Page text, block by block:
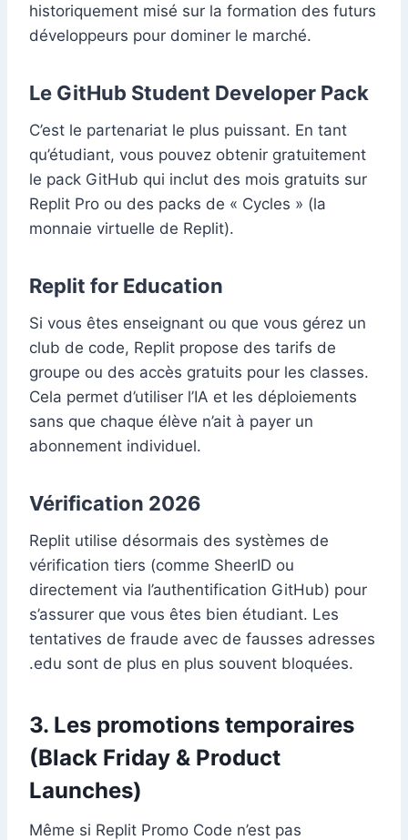
historiquement misé sur la formation des futurs
développeurs pour dominer le marché.
Le GitHub Student Developer Pack
C’est le partenariat le plus puissant. En tant
qu’étudiant, vous pouvez obtenir gratuitement
le pack GitHub qui inclut des mois gratuits sur
Replit Pro ou des packs de « Cycles » (la
monnaie virtuelle de Replit).
Replit for Education
Si vous êtes enseignant ou que vous gérez un
club de code, Replit propose des tarifs de
groupe ou des accès gratuits pour les classes.
Cela permet d’utiliser l’IA et les déploiements
sans que chaque élève n’ait à payer un
abonnement individuel.
Vérification 2026
Replit utilise désormais des systèmes de
vérification tiers (comme SheerID ou
directement via l’authentification GitHub) pour
s’assurer que vous êtes bien étudiant. Les
tentatives de fraude avec de fausses adresses
.edu sont de plus en plus souvent bloquées.
3. Les promotions temporaires
(Black Friday & Product
Launches)
Même si Replit Promo Code n’est pas